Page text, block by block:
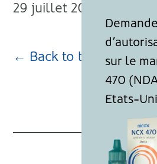
29 juillet 2022
← Back to blog page